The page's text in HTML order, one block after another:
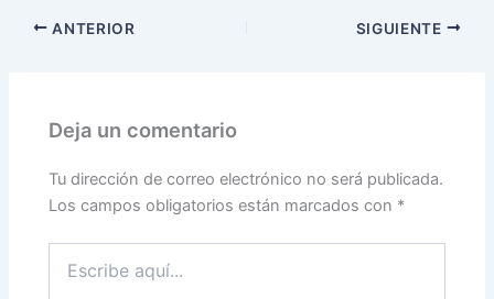
ANTERIOR SIGUIENTE
Deja un comentario
Tu dirección de correo electrónico no será publicada.
Los campos obligatorios están marcados con *
aquí...